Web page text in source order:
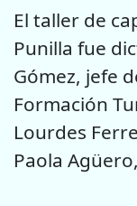
El taller de
Punilla fue
Gómez, jefe
Formación
Lourdes
Paola